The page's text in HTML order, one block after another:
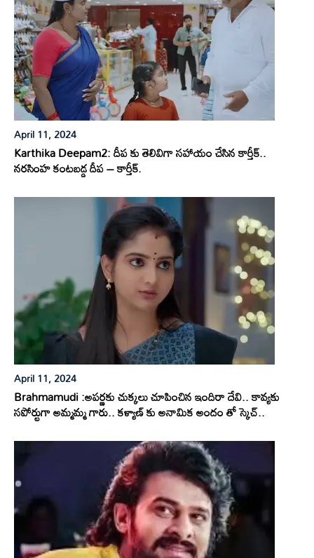
April 11, 2024
Karthika Deepam2: దీప కు తెలివిగా సహాయం చేసిన కార్తీక్..
నరసింహ కంటబడ్డ దీప – కార్తీక్.
April 11, 2024
Brahmamudi :అపర్ణకు చుక్కలు చూపించిన ఇందిరా దేవి.. కావ్యకు
సపోర్టుగా అమ్మమ్మ గారు.. కళ్యాణ్ కు అనామిక అందం తో స్కెచ్..